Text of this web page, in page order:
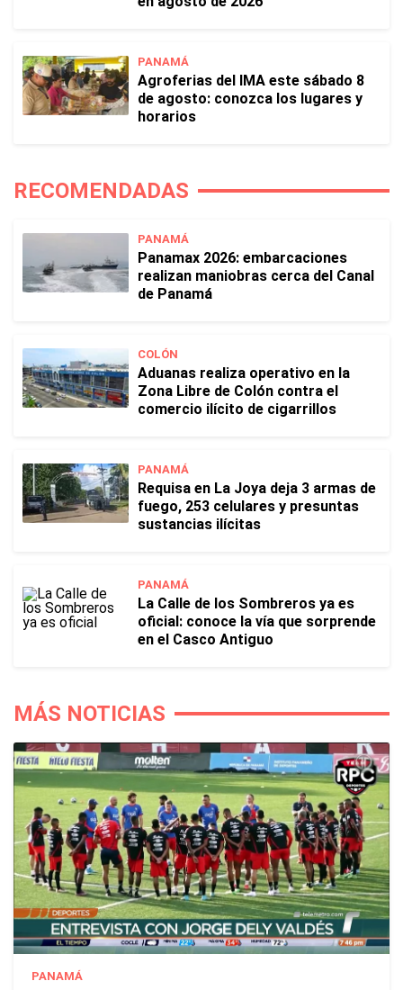
PANAMÁ
Agroferias del IMA este sábado 8
de agosto: conozca los lugares y
horarios
RECOMENDADAS
PANAMÁ
Panamax 2026: embarcaciones
realizan maniobras cerca del Canal
de Panamá
COLÓN
Aduanas realiza operativo en la
Zona Libre de Colón contra el
comercio ilícito de cigarrillos
PANAMÁ
Requisa en La Joya deja 3 armas de
fuego, 253 celulares y presuntas
sustancias ilícitas
PANAMÁ
La Calle de los Sombreros ya es
oficial: conoce la vía que sorprende
en el Casco Antiguo
MÁS NOTICIAS
PANAMÁ